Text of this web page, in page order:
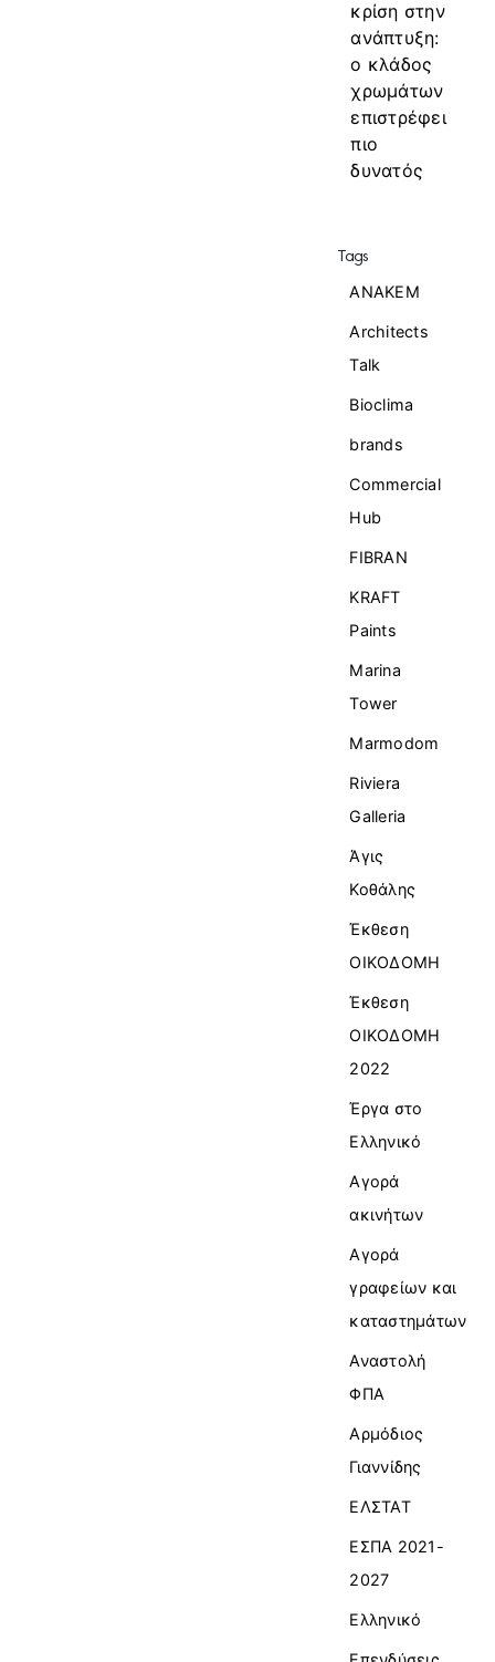
κρίση στην
ανάπτυξη:
ο κλάδος
χρωμάτων
επιστρέφει
πιο
δυνατός
Tags
ANAKEM
Architects
Talk
Bioclima
brands
Commercial
Ηub
FIBRAN
KRAFT
Paints
Marina
Tower
Marmodom
Riviera
Galleria
Άγις
Κοθάλης
Έκθεση
ΟΙΚΟΔΟΜΗ
Έκθεση
ΟΙΚΟΔΟΜΗ
2022
Έργα στο
Ελληνικό
Αγορά
ακινήτων
Αγορά
γραφείων και
καταστημάτων
Αναστολή
ΦΠΑ
Αρμόδιος
Γιαννίδης
ΕΛΣΤΑΤ
ΕΣΠΑ 2021-
2027
Ελληνικό